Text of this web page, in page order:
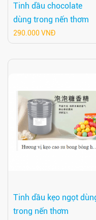
Tinh dầu chocolate
dùng trong nến thơm
290.000 VNĐ
Tinh dầu kẹo ngọt
trong nến thơm